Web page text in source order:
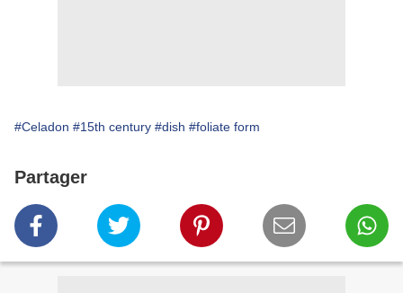
#Celadon #15th century #dish #foliate form
Partager